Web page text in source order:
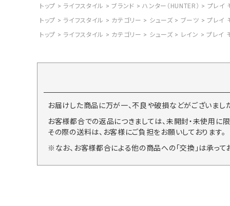
トップ ライフスタイル ブランド ハンター（HUNTER）
プレイ
トップ
ライフスタイル カテゴリー シューズ ブーツ
プレイ
トップ
ライフスタイル カテゴリー シューズ レイン プレイ
お届けした商品に万が一、不良や破損などがございまし
お客様都合での返品につきましては、未開封・未使用に
その際の送料は、お客様にご負担をお願いしております。
※なお、お客様都合による他の商品への「交換」は承って